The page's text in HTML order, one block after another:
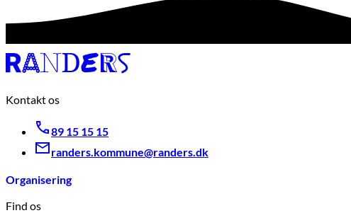
Kontakt os
89 15 15 15
randers.kommune@randers.dk
Organisering
Find os